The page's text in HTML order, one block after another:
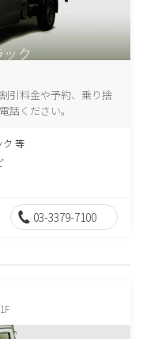
引料金や予約、乗り捨
話ください。
ク 等
03-3379-7100